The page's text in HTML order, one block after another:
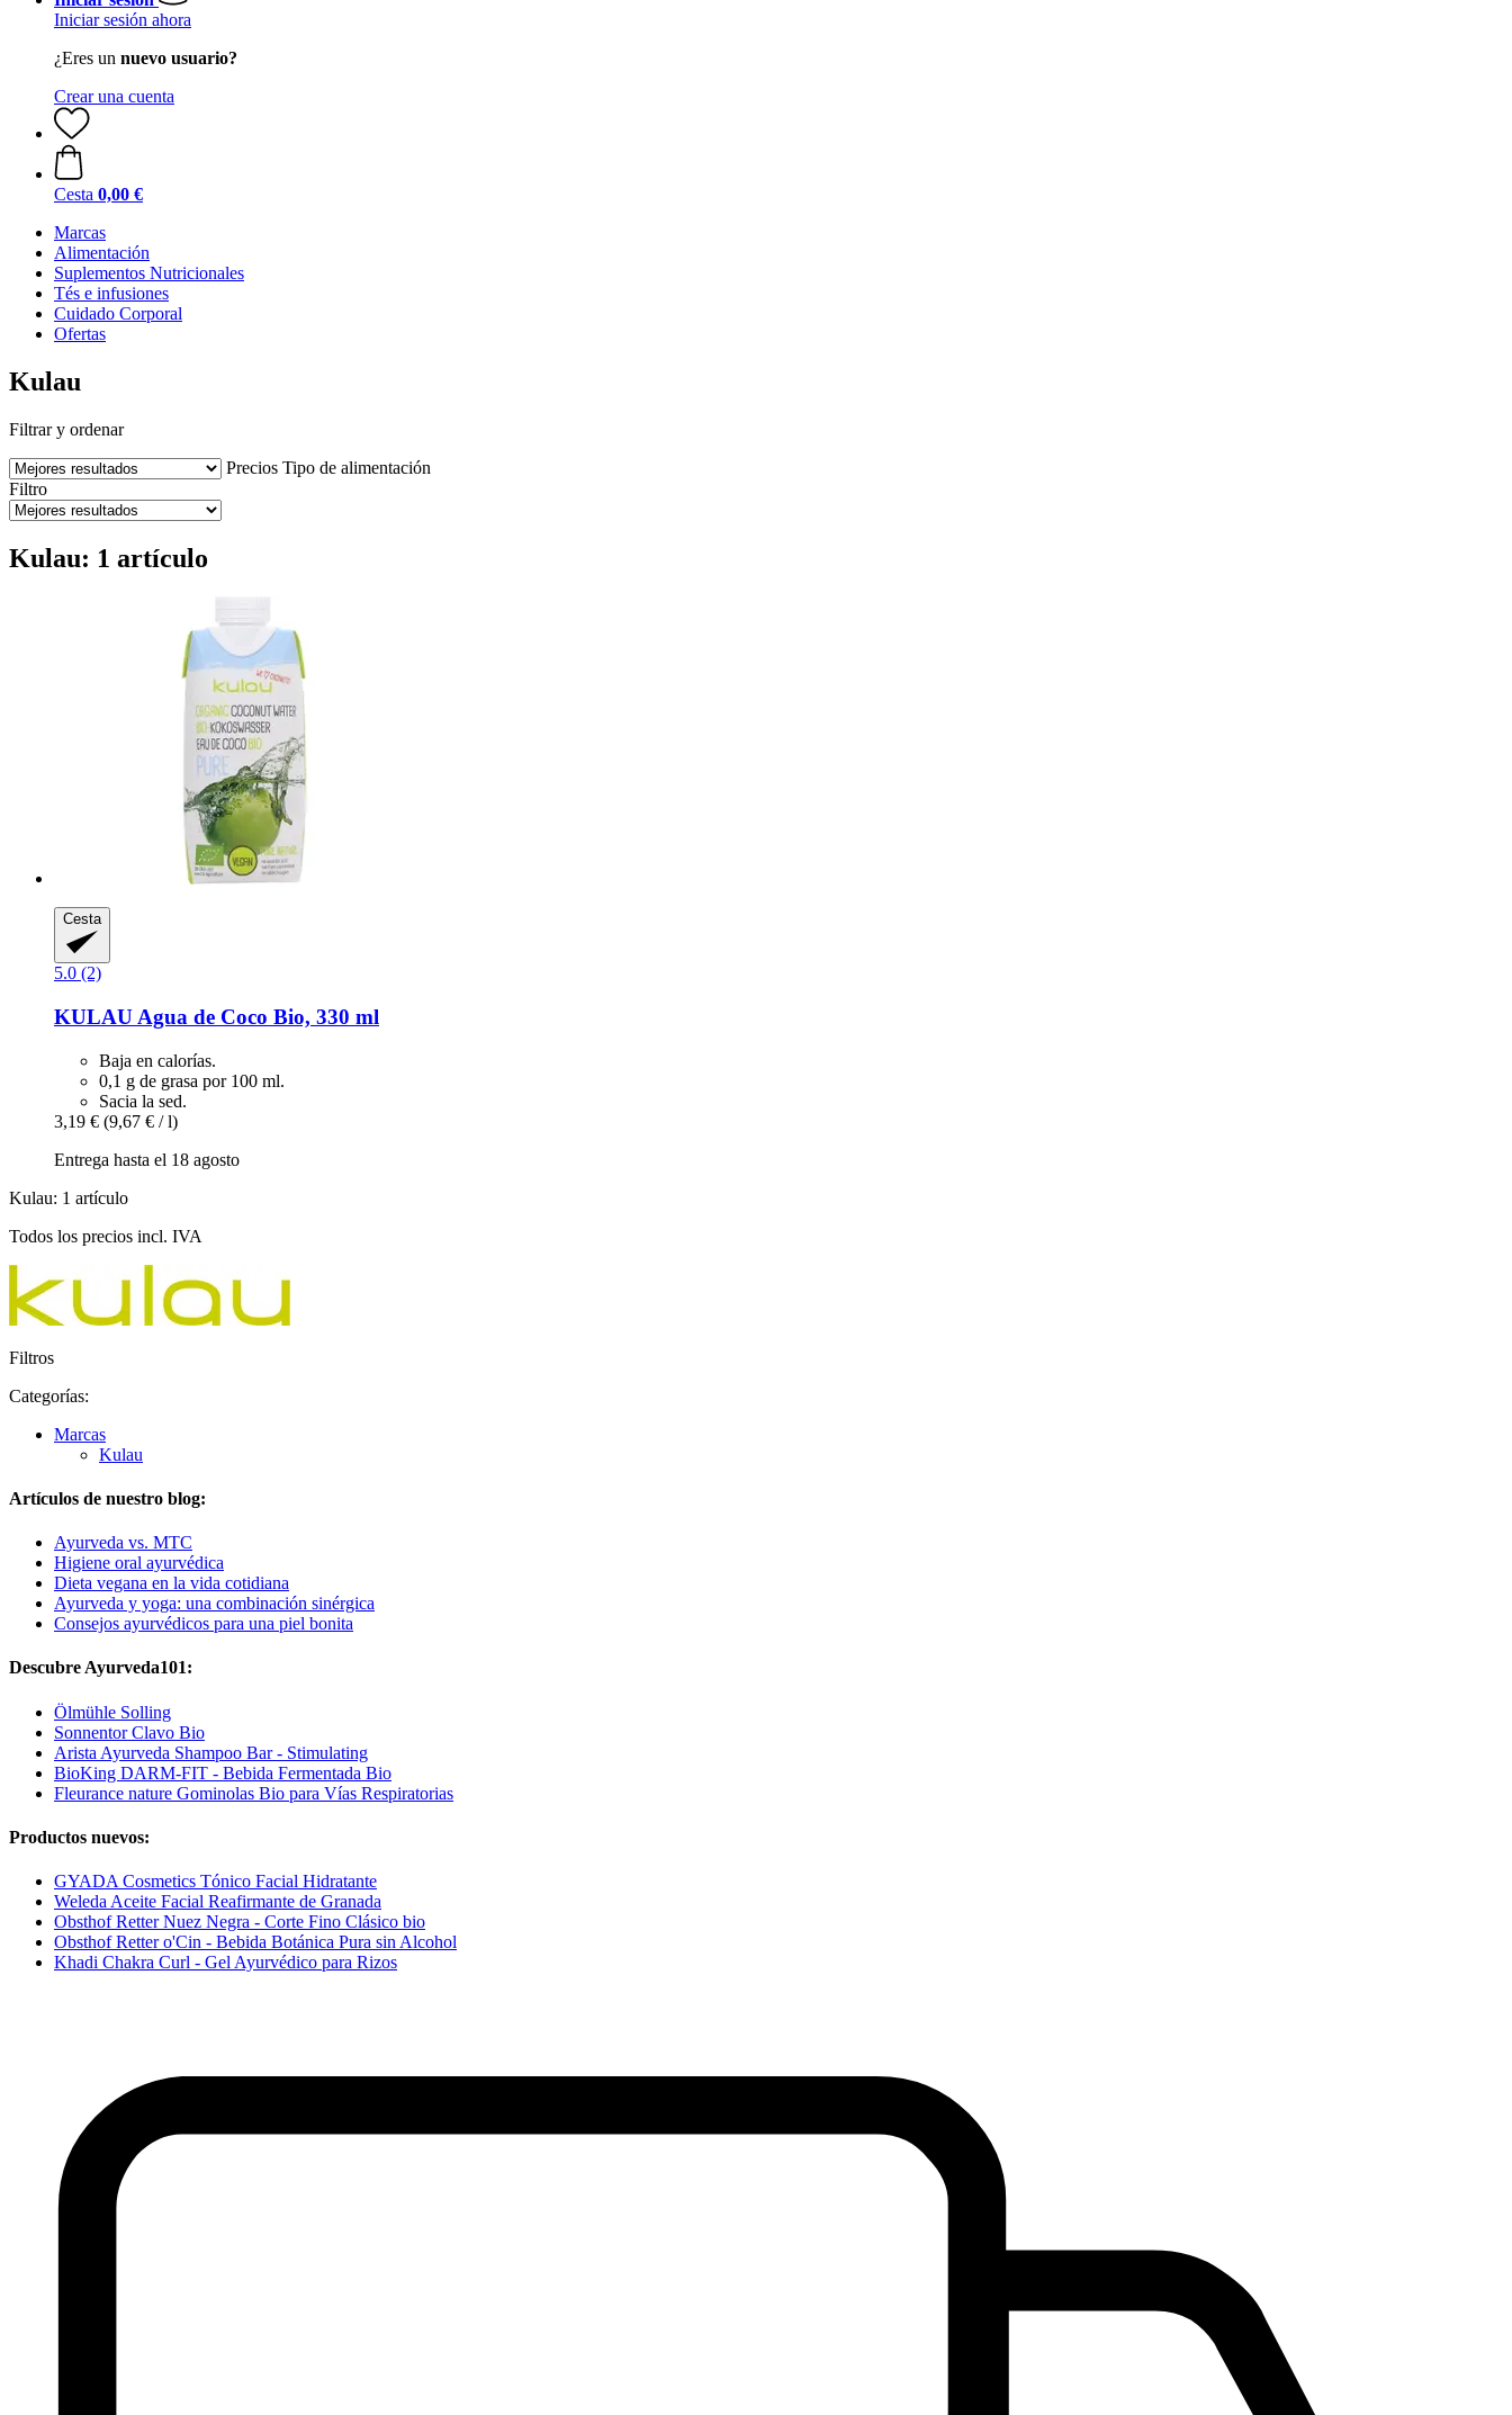
Iniciar sesión ahora
¿Eres un nuevo usuario?
Crear una cuenta
Cesta 0,00 €
Marcas
Alimentación
Suplementos Nutricionales
Tés e infusiones
Cuidado Corporal
Ofertas
Kulau
Filtrar y ordenar
Precios Tipo de alimentación
Filtro
Kulau: 1 artículo
Cesta
5.0 (2)
KULAU Agua de Coco Bio, 330 ml
Baja en calorías.
0,1 g de grasa por 100 ml.
Sacia la sed.
3,19 € (9,67 € / l)
Entrega hasta el 18 agosto
Kulau: 1 artículo
Todos los precios incl. IVA
Filtros
Categorías:
Marcas
Kulau
Artículos de nuestro blog:
Ayurveda vs. MTC
Higiene oral ayurvédica
Dieta vegana en la vida cotidiana
Ayurveda y yoga: una combinación sinérgica
Consejos ayurvédicos para una piel bonita
Descubre Ayurveda101:
Ölmühle Solling
Sonnentor Clavo Bio
Arista Ayurveda Shampoo Bar - Stimulating
BioKing DARM-FIT - Bebida Fermentada Bio
Fleurance nature Gominolas Bio para Vías Respiratorias
Productos nuevos:
GYADA Cosmetics Tónico Facial Hidratante
Weleda Aceite Facial Reafirmante de Granada
Obsthof Retter Nuez Negra - Corte Fino Clásico bio
Obsthof Retter o'Cin - Bebida Botánica Pura sin Alcohol
Khadi Chakra Curl - Gel Ayurvédico para Rizos